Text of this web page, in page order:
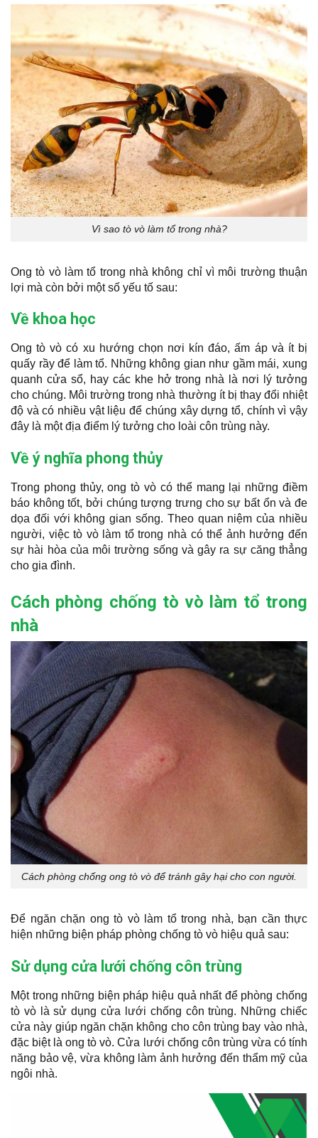
Vì sao tò vò làm tổ trong nhà?
Ong tò vò làm tổ trong nhà không chỉ vì môi trường thuận
lợi mà còn bởi một số yếu tố sau:
Về khoa học
Ong tò vò có xu hướng chọn nơi kín đáo, ấm áp và ít bị
quấy rầy để làm tổ. Những không gian như gầm mái, xung
quanh cửa sổ, hay các khe hở trong nhà là nơi lý tưởng
cho chúng. Môi trường trong nhà thường ít bị thay đổi nhiệt
độ và có nhiều vật liệu để chúng xây dựng tổ, chính vì vậy
đây là một địa điểm lý tưởng cho loài côn trùng này.
Về ý nghĩa phong thủy
Trong phong thủy, ong tò vò có thể mang lại những điềm
báo không tốt, bởi chúng tượng trưng cho sự bất ổn và đe
dọa đối với không gian sống. Theo quan niệm của nhiều
người, việc tò vò làm tổ trong nhà có thể ảnh hưởng đến
sự hài hòa của môi trường sống và gây ra sự căng thẳng
cho gia đình.
Cách phòng chống tò vò làm tổ trong
nhà
Cách phòng chống ong tò vò để tránh gây hại cho con người.
Để ngăn chặn ong tò vò làm tổ trong nhà, bạn cần thực
hiện những biện pháp phòng chống tò vò hiệu quả sau:
Sử dụng cửa lưới chống côn trùng
Một trong những biện pháp hiệu quả nhất để phòng chống
tò vò là sử dụng cửa lưới chống côn trùng. Những chiếc
cửa này giúp ngăn chặn không cho côn trùng bay vào nhà,
đặc biệt là ong tò vò. Cửa lưới chống côn trùng vừa có tính
năng bảo vệ, vừa không làm ảnh hưởng đến thẩm mỹ của
ngôi nhà.